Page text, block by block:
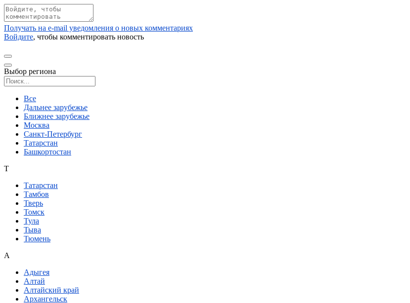
Получать на e‑mail уведомления о новых комментариях
Войдите, чтобы комментировать новость
Выбор региона
Все
Дальнее зарубежье
Ближнее зарубежье
Москва
Санкт-Петербург
Татарстан
Башкортостан
Т
Татарстан
Тамбов
Тверь
Томск
Тула
Тыва
Тюмень
А
Адыгея
Алтай
Алтайский край
Архангельск